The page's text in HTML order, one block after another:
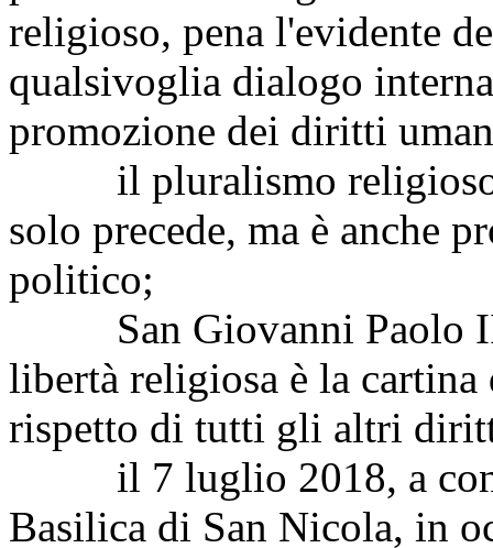
religioso, pena l'evidente
qualsivoglia dialogo
promozione dei diritti
il pluralismo religioso,
solo precede, ma è anche
politico;
San Giovanni Paolo II
libertà religiosa è la
rispetto di tutti gli altri
il 7 luglio 2018, a
Basilica di San Nicola, in